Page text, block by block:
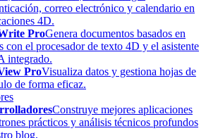
correo electrónico y calendario en
4D.
ProGenera documentos basados en
con el procesador de texto 4D y el asistente
integrado.
ProVisualiza datos y gestiona hojas de
de forma eficaz.
Construye mejores aplicaciones
prácticos y análisis técnicos profundos
blog.